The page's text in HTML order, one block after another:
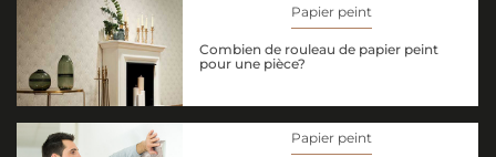
Papier peint
Combien de rouleau de papier peint
pour une pièce?
Papier peint